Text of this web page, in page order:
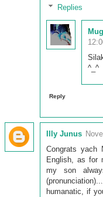
Replies
^_^
Reply
Illy Junus
Congrats yach
English, as for
my son
humanatic, if